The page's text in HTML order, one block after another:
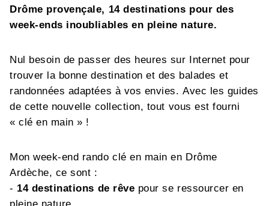
Drôme provençale, 14 destinations pour des
week-ends inoubliables en pleine nature.
Nul besoin de passer des heures sur Internet pour
trouver la bonne destination et des balades et
randonnées adaptées à vos envies. Avec les guides
de cette nouvelle collection, tout vous est fourni
« clé en main » !
Mon week-end rando clé en main en Drôme
Ardèche, ce sont :
- 14 destinations de rêve pour se ressourcer en